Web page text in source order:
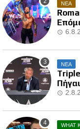
ΝΕΑ
ΝΕΑ
WHAT